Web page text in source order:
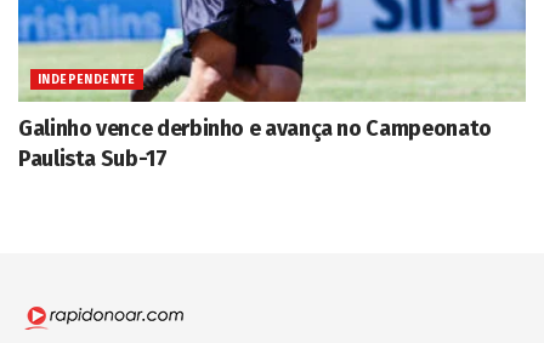
INDEPENDENTE
Galinho vence derbinho e avança no Campeonato
Paulista Sub-17